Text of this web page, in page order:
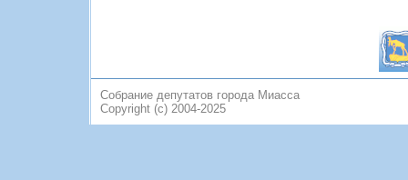
Собрание депутатов города Миасса
Copyright (c) 2004-2025